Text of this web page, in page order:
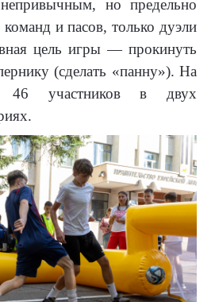
но предельно
и пасов, только дуэли
цель игры — прокинуть
(сделать «панну»). На
46 участников в двух